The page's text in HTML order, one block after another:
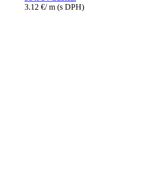
3.12 €/ m (s DPH)